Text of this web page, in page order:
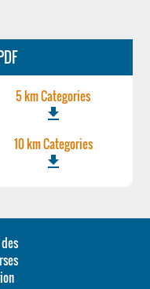
5 km Categories
file_download
10 km Categories
file_download